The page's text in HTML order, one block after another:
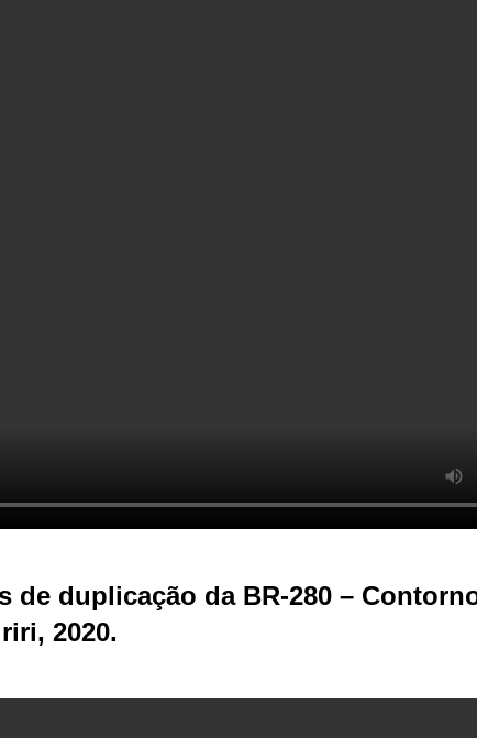
duplicação da BR-280 –
2020.